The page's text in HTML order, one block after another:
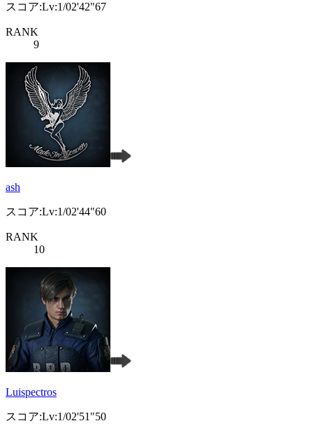
スコア:Lv:1/02'42"67
RANK
9
ash
スコア:Lv:1/02'44"60
RANK
10
Luispectros
スコア:Lv:1/02'51"50